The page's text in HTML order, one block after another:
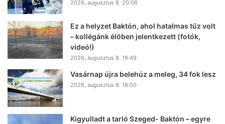
2026, augusztus 8. 20:06
Ez a helyzet Baktón, ahol hatalmas tűz volt
– kollégánk élőben jelentkezett (fotók,
videó!)
2026, augusztus 8. 19:49
Vasárnap újra belehúz a meleg, 34 fok lesz
2026, augusztus 8. 18:00
Kigyulladt a tarló Szeged- Baktón – egyre